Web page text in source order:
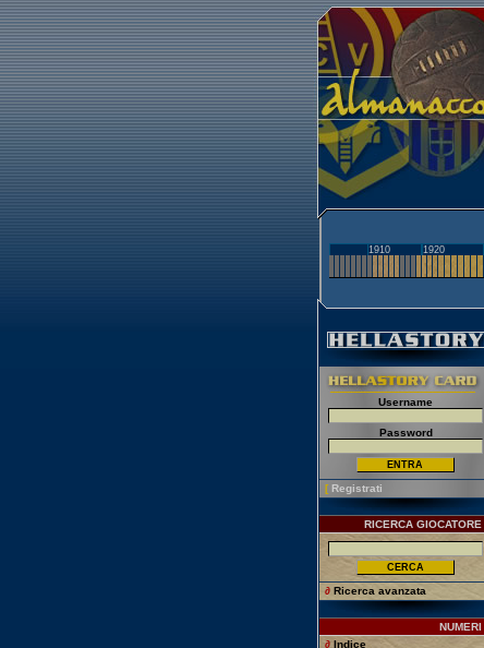
1910 1920
Username
Password
[ Registrati
RICERCA GIOCATORE
∂ Ricerca avanzata
NUMERI
∂ Indice